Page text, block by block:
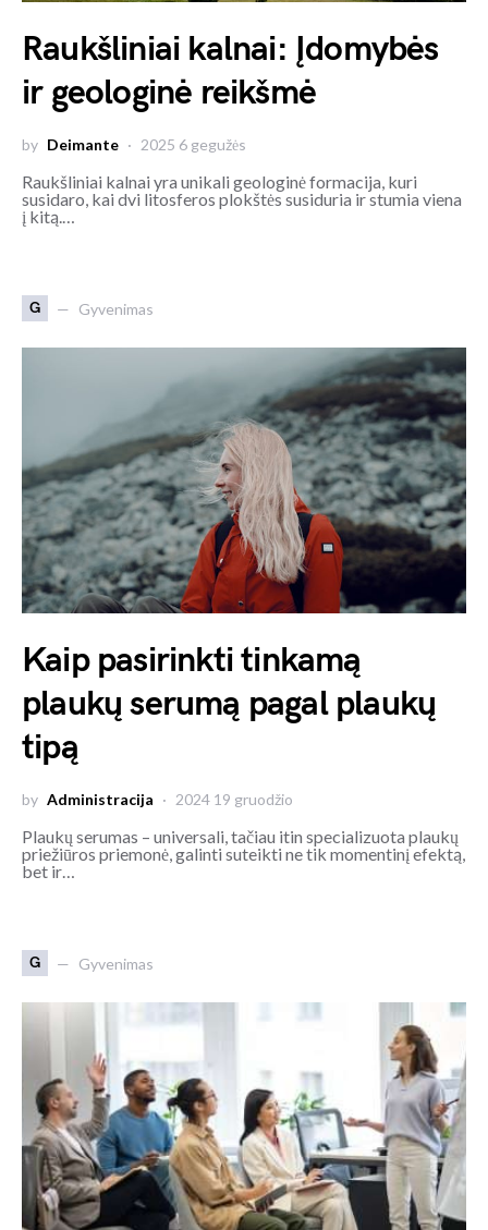
Raukšliniai kalnai: Įdomybės
ir geologinė reikšmė
by Deimante 2025 6 gegužės
Raukšliniai kalnai yra unikali geologinė formacija, kuri
susidaro, kai dvi litosferos plokštės susiduria ir stumia viena
į kitą.…
G Gyvenimas
Kaip pasirinkti tinkamą
plaukų serumą pagal plaukų
tipą
by Administracija 2024 19 gruodžio
Plaukų serumas – universali, tačiau itin specializuota plaukų
priežiūros priemonė, galinti suteikti ne tik momentinį efektą,
bet ir…
G Gyvenimas